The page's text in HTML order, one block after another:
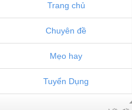
Trang chủ
Chuyên đề
Mẹo hay
Tuyển Dụng